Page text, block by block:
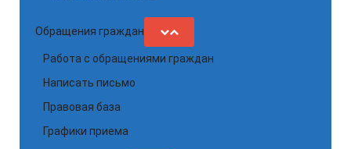
Обращения граждан
Работа с обращениями граждан
Написать письмо
Правовая база
Графики приема